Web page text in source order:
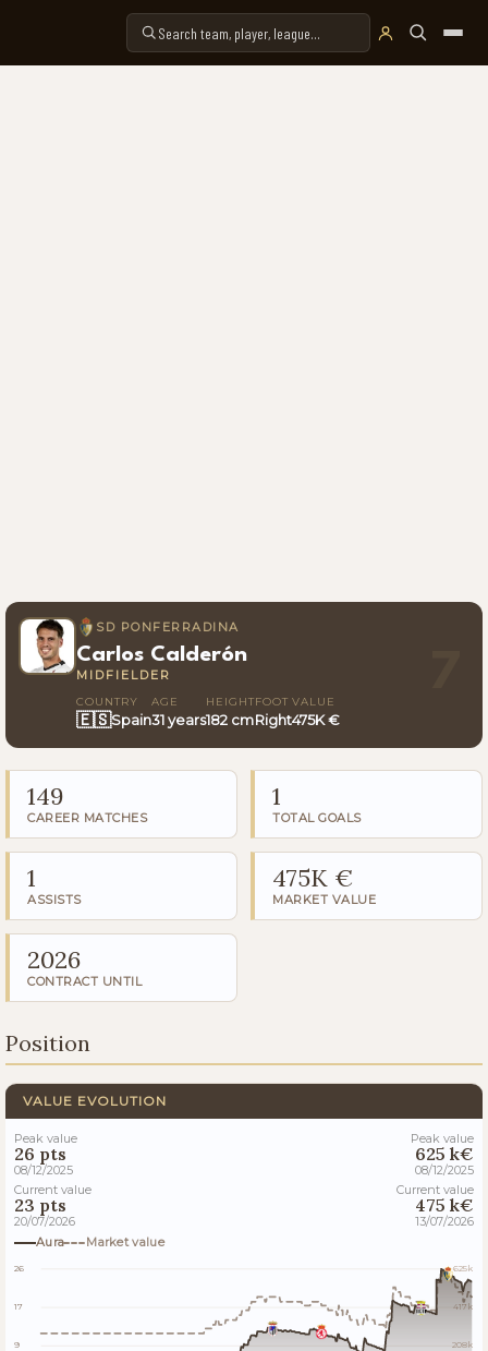
SD PONFERRADINA
Carlos Calderón
MIDFIELDER
COUNTRY
🇪🇸Spain
AGE
31 years
HEIGHT
182 cm
FOOT
Right
VALUE
475K €
149
CAREER MATCHES
1
TOTAL GOALS
1
ASSISTS
475K €
MARKET VALUE
2026
CONTRACT UNTIL
Position
VALUE EVOLUTION
Peak value
26 pts
08/12/2025
Current value
23 pts
20/07/2026
Peak value
625 k€
08/12/2025
Current value
475 k€
13/07/2026
Aura
Market value
26
17
9
625k
417k
208k